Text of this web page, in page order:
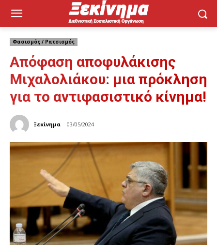
Φασισμός / Ρατσισμός
Απόφαση αποφυλάκισης
Μιχαλολιάκου: μια πρόκληση
για το αντιφασιστικό κίνημα!
Ξεκίνημα 03/05/2024